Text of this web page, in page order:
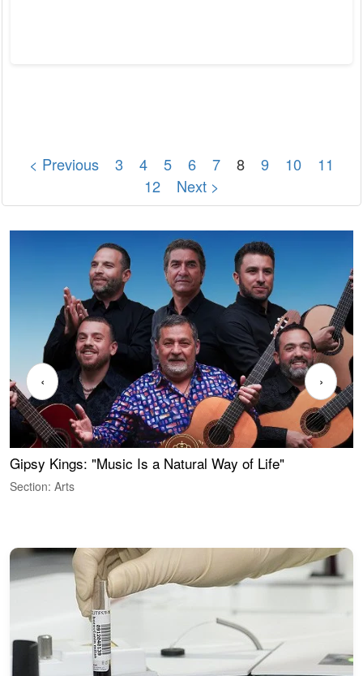
< Previous 3 4 5 6 7 8 9 10
11
12
Next >
Gipsy Kings: "Music Is a Natural Way of Life"
Section: Arts
‹ ›